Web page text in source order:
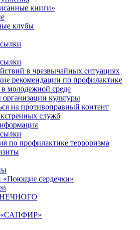
книги»
клубы
в чрезвычайных ситуациях
рекомендации по профилактике
в молодежной среде
организации культуры
на противоправный контент
служб
по профилактике терроризма
«Поющие сердечки»
«САПФИР»